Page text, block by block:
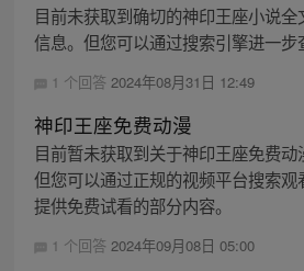
目前未获取到确切的神印王座小说
信息。但您可以通过搜索引擎进一步
1 个回答 2024年08月31日 12:49
神印王座免费动漫
目前暂未获取到关于神印王座免费动
但您可以通过正规的视频平台搜索
提供免费试看的部分内容。
1 个回答 2024年09月08日 05:00